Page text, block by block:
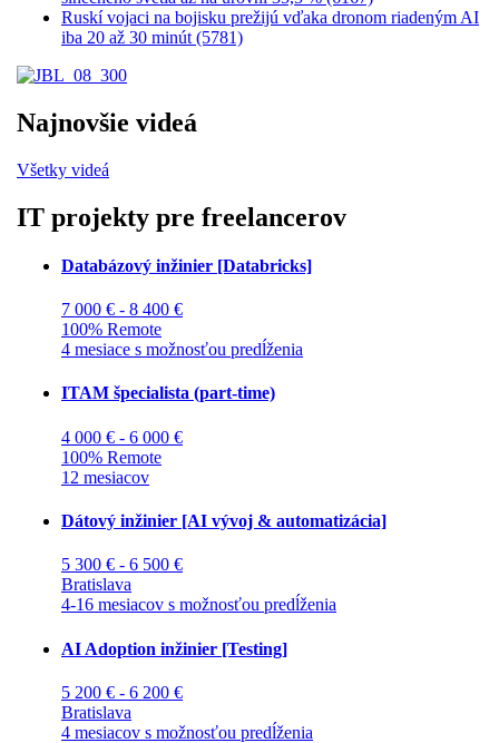
Ruskí vojaci na bojisku prežijú vďaka dronom riadeným AI
iba 20 až 30 minút (5781)
Najnovšie videá
Všetky videá
IT projekty pre freelancerov
Databázový inžinier [Databricks]
7 000 € - 8 400 €
100% Remote
4 mesiace s možnosťou predĺženia
ITAM špecialista (part-time)
4 000 € - 6 000 €
100% Remote
12 mesiacov
Dátový inžinier [AI vývoj & automatizácia]
5 300 € - 6 500 €
Bratislava
4-16 mesiacov s možnosťou predĺženia
AI Adoption inžinier [Testing]
5 200 € - 6 200 €
Bratislava
4 mesiacov s možnosťou predĺženia